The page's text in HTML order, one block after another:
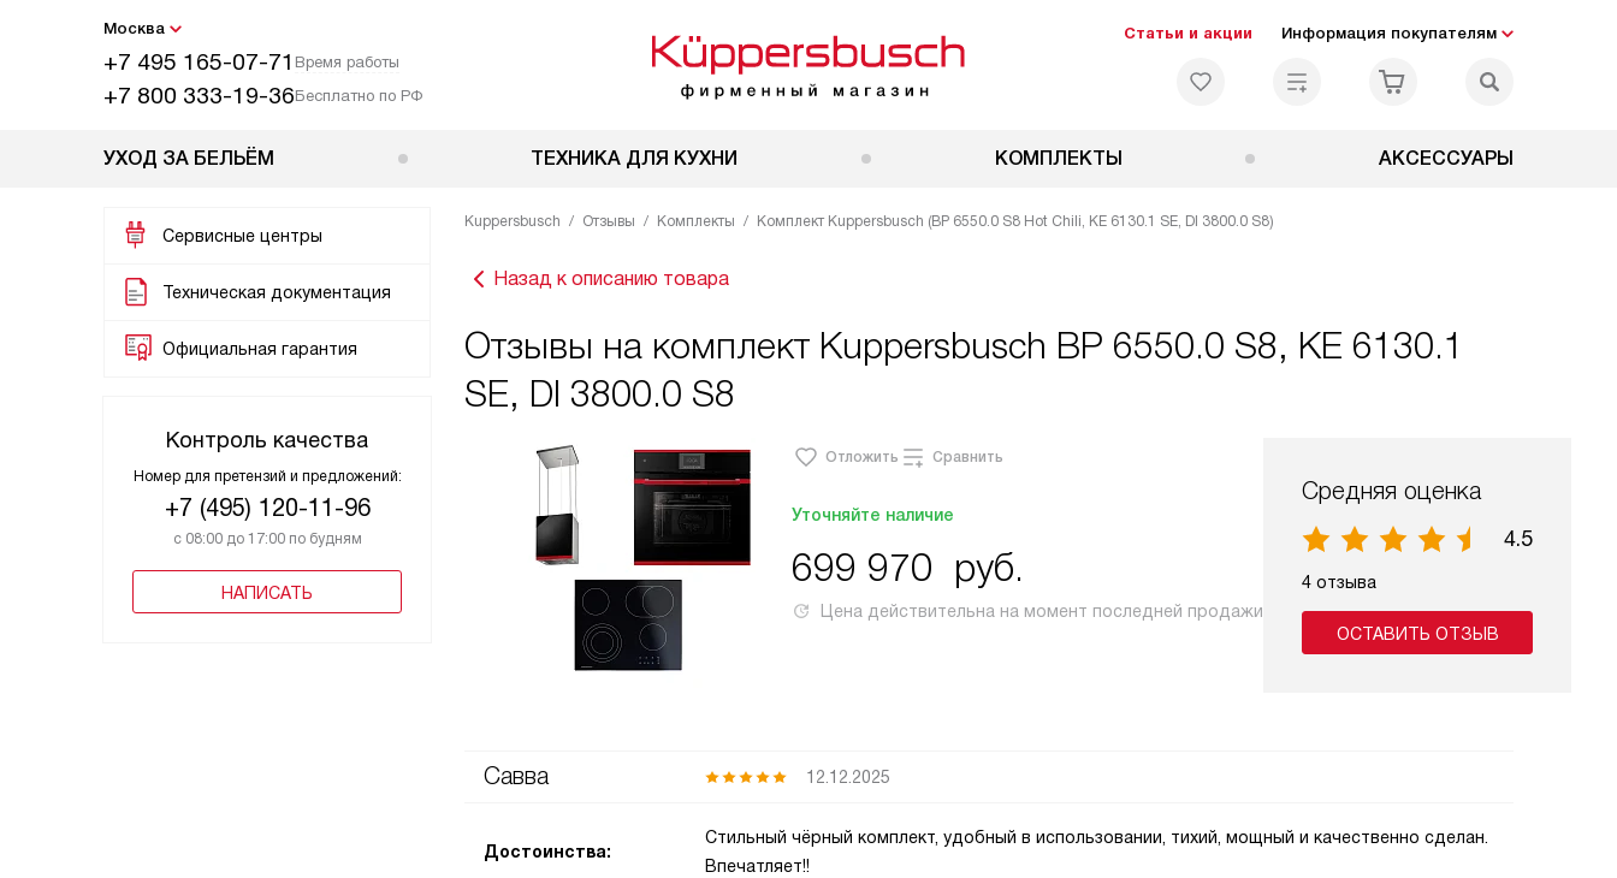
Москва
+7 495 165-07-71 Время работы
+7 800 333-19-36Бесплатно по РФ
Статьи и акции Информация покупателям
УХОД ЗА БЕЛЬЁМ ТЕХНИКА ДЛЯ КУХНИ КОМПЛЕКТЫ АКСЕССУАРЫ
Сервисные центры
Техническая документация
Официальная гарантия
Контроль качества
Номер для претензий и предложений:
+7 (495) 120-11-96
с 08:00 до 17:00 по будням
НАПИСАТЬ
Kuppersbusch Отзывы Комплекты Комплект Kuppersbusch (BP 6550.0 S8 Hot Chili, KE 6130.1 SE, DI 3800.0 S8)
Назад к описанию товара
Отзывы на комплект Kuppersbusch BP 6550.0 S8, KE 6130.1
SE, DI 3800.0 S8
Отложить Сравнить
Уточняйте наличие
699 970 руб.
Цена действительна на момент последней продажи
Средняя оценка
4.5
4 отзыва
ОСТАВИТЬ ОТЗЫВ
Савва 12.12.2025
Достоинства:
Стильный чёрный комплект, удобный в использовании, тихий, мощный и качественно сделан.
Впечатляет!!